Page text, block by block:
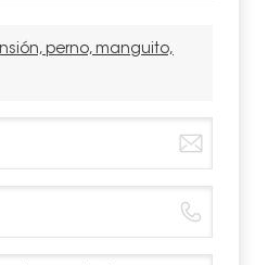
perno, manguito,